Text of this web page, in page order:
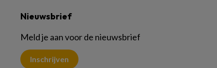
Nieuwsbrief
Meld je aan voor de nieuwsbrief
Inschrijven